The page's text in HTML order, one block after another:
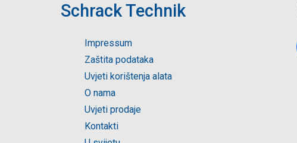
Schrack Technik
Impressum
Zaštita podataka
Uvjeti korištenja alata
O nama
Uvjeti prodaje
Kontakti